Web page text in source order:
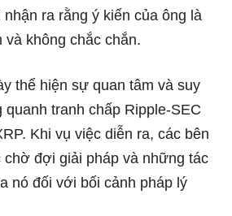
ra rằng ý kiến ​​​​của ông là
không chắc chắn.
thể hiện sự quan tâm và suy
quanh tranh chấp Ripple-SEC
Khi vụ việc diễn ra, các bên
chờ đợi giải pháp và những tác
nó đối với bối cảnh pháp lý